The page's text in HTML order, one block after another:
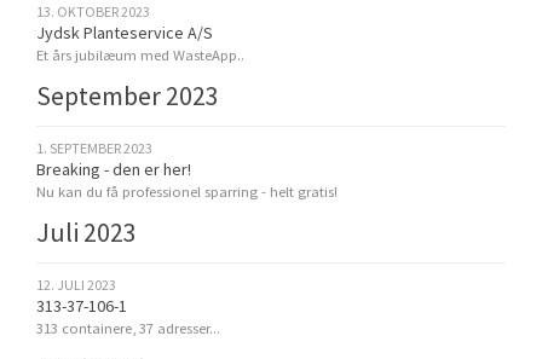
13. OKTOBER 2023
Jydsk Planteservice A/S
Et års jubilæum med WasteApp..
September 2023
1. SEPTEMBER 2023
Breaking - den er her!
Nu kan du få professionel sparring - helt gratis!
Juli 2023
12. JULI 2023
313-37-106-1
313 containere, 37 adresser...